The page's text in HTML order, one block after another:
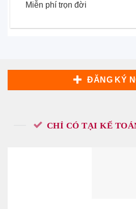
Miễn phí trọn đời
ĐĂNG KÝ
CHỈ CÓ TẠI KẾ